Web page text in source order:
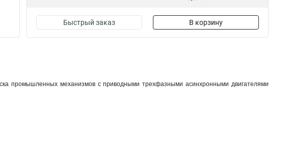
Быстрый заказ В корзину
промышленных механизмов с приводными трехфазными асинхронными двигателями